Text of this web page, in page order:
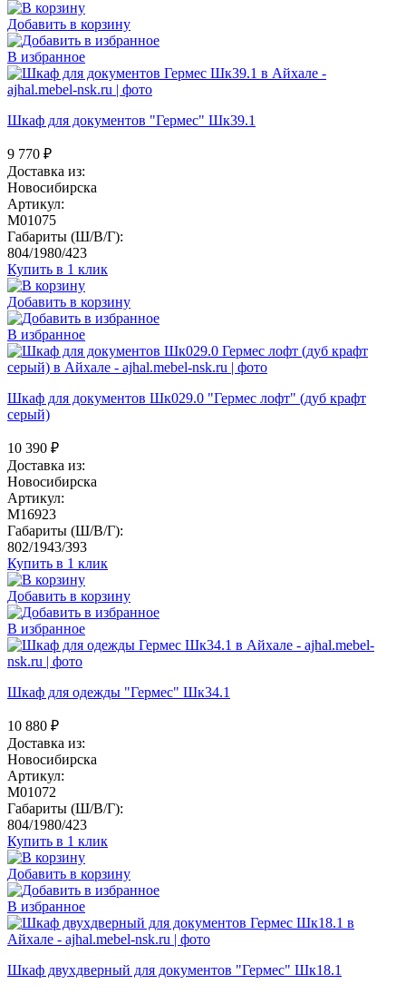
Добавить в корзину
В избранное
Шкаф для документов "Гермес" Шк39.1
9 770 ₽
Доставка из:
Новосибирска
Артикул:
M01075
Габариты (Ш/В/Г):
804/1980/423
Купить в 1 клик
Добавить в корзину
В избранное
Шкаф для документов Шк029.0 "Гермес лофт" (дуб крафт
серый)
10 390 ₽
Доставка из:
Новосибирска
Артикул:
M16923
Габариты (Ш/В/Г):
802/1943/393
Купить в 1 клик
Добавить в корзину
В избранное
Шкаф для одежды "Гермес" Шк34.1
10 880 ₽
Доставка из:
Новосибирска
Артикул:
M01072
Габариты (Ш/В/Г):
804/1980/423
Купить в 1 клик
Добавить в корзину
В избранное
Шкаф двухдверный для документов "Гермес" Шк18.1